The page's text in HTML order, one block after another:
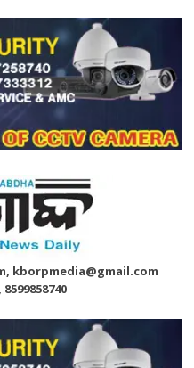
kborpmedia@gmail.com
8599858740